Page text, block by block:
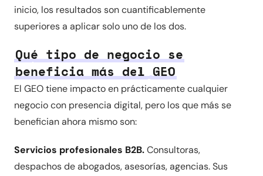
inicio, los resultados son cuantificablemente
superiores a aplicar solo uno de los dos.
Qué tipo de negocio se
beneficia más del GEO
El GEO tiene impacto en prácticamente cualquier
negocio con presencia digital, pero los que más se
benefician ahora mismo son:
Servicios profesionales B2B.Consultoras,
despachos de abogados, asesorías, agencias. Sus